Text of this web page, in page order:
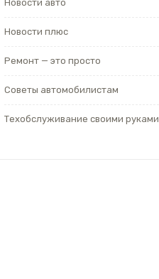
Новости авто
Новости плюс
Ремонт — это просто
Советы автомобилистам
Техобслуживание своими руками